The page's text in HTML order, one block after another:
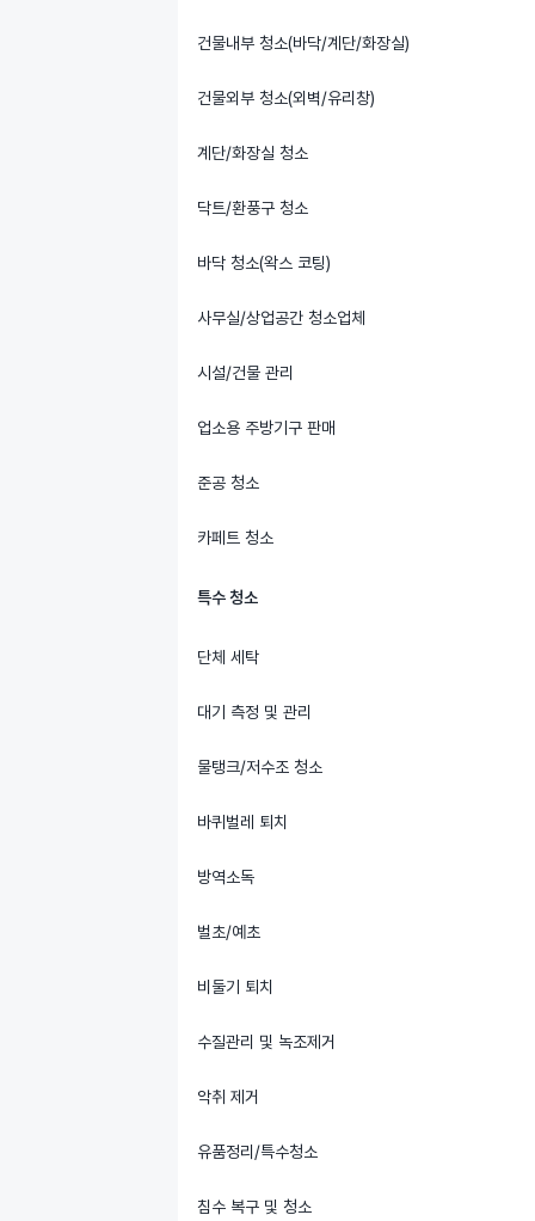
건물내부 청소(바닥/계단/화장실)
건물외부 청소(외벽/유리창)
계단/화장실 청소
닥트/환풍구 청소
바닥 청소(왁스 코팅)
사무실/상업공간 청소업체
시설/건물 관리
업소용 주방기구 판매
준공 청소
카페트 청소
특수 청소
단체 세탁
대기 측정 및 관리
물탱크/저수조 청소
바퀴벌레 퇴치
방역소독
벌초/예초
비둘기 퇴치
수질관리 및 녹조제거
악취 제거
유품정리/특수청소
침수 복구 및 청소